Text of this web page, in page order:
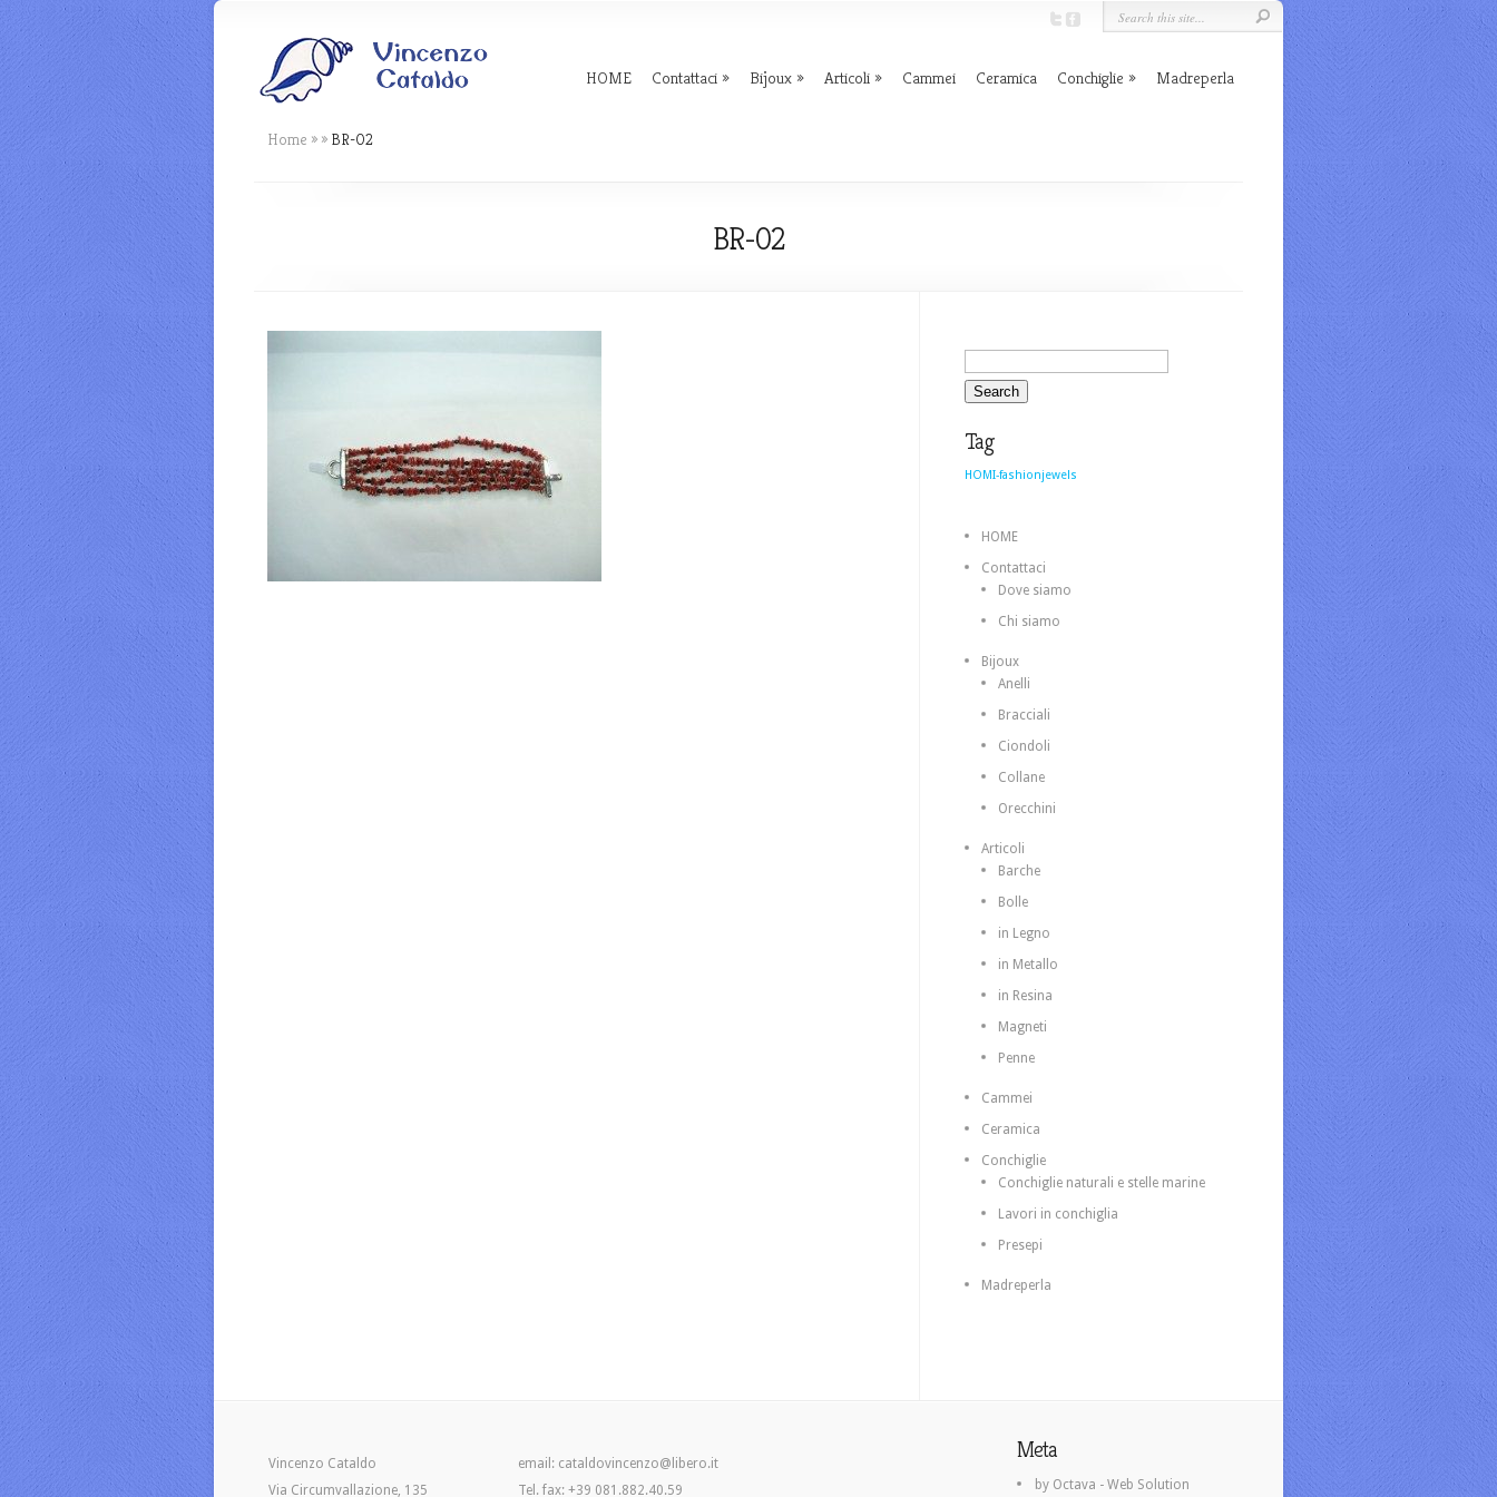
HOME Contattaci Bijoux Articoli Cammei Ceramica Conchiglie Madreperla
Home » » BR-02
BR-02
Tag
HOMI-fashionjewels
HOME
Contattaci
Dove siamo
Chi siamo
Bijoux
Anelli
Bracciali
Ciondoli
Collane
Orecchini
Articoli
Barche
Bolle
in Legno
in Metallo
in Resina
Magneti
Penne
Cammei
Ceramica
Conchiglie
Conchiglie naturali e stelle marine
Lavori in conchiglia
Presepi
Madreperla
Vincenzo Cataldo
Via Circumvallazione, 135
email: cataldovincenzo@libero.it
Tel. fax: +39 081.882.40.59
Meta
by Octava - Web Solution